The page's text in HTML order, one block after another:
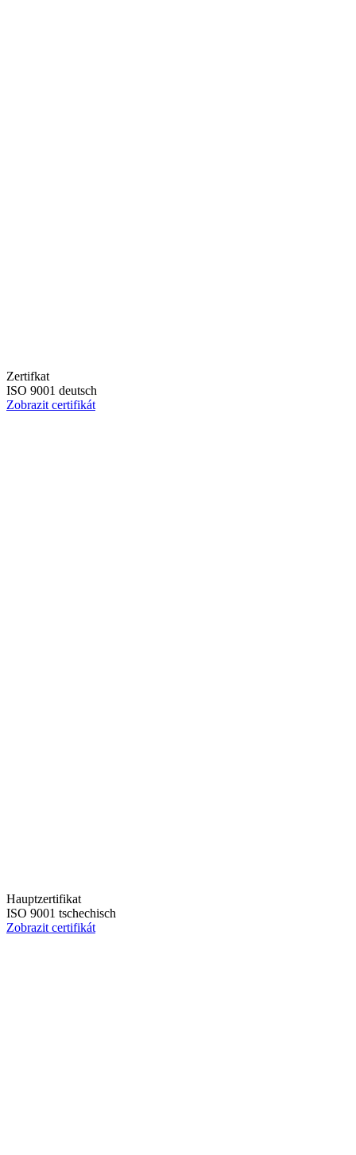
Zertifkat
ISO 9001 deutsch
Zobrazit certifikát
Hauptzertifikat
ISO 9001 tschechisch
Zobrazit certifikát